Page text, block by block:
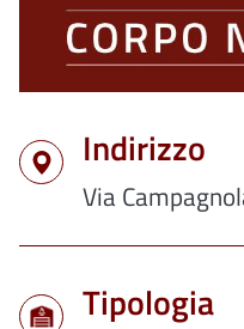
Indirizzo
Via
Tipologia